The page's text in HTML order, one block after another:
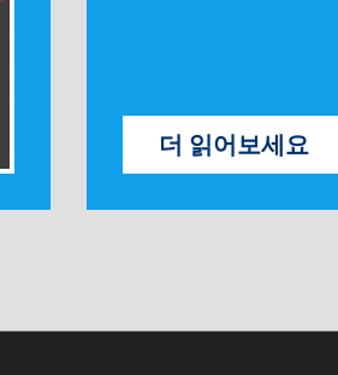
더 읽어보세요